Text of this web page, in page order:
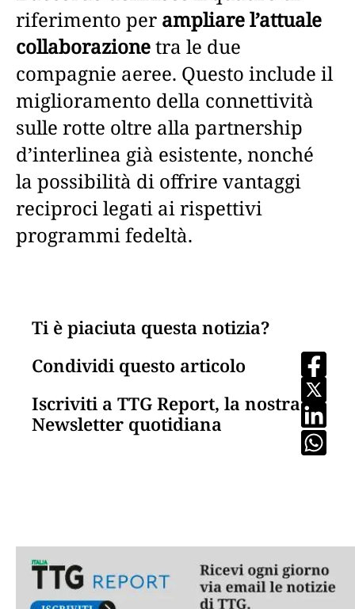
riferimento per ampliare l’attuale
collaborazionetra le due
compagnie aeree. Questo include il
miglioramento della connettività
sulle rotte oltre alla partnership
d’interlinea già esistente, nonché
la possibilità di offrire vantaggi
reciproci legati ai rispettivi
programmi fedeltà.
Ti è piaciuta questa notizia?
Condividi questo articolo
Iscriviti a TTG Report, la nostra
Newsletter quotidiana